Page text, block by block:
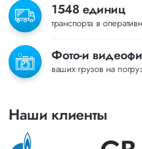
1548 единиц
транспорта в
Фото-и
ваших грузов на
Наши клиенты